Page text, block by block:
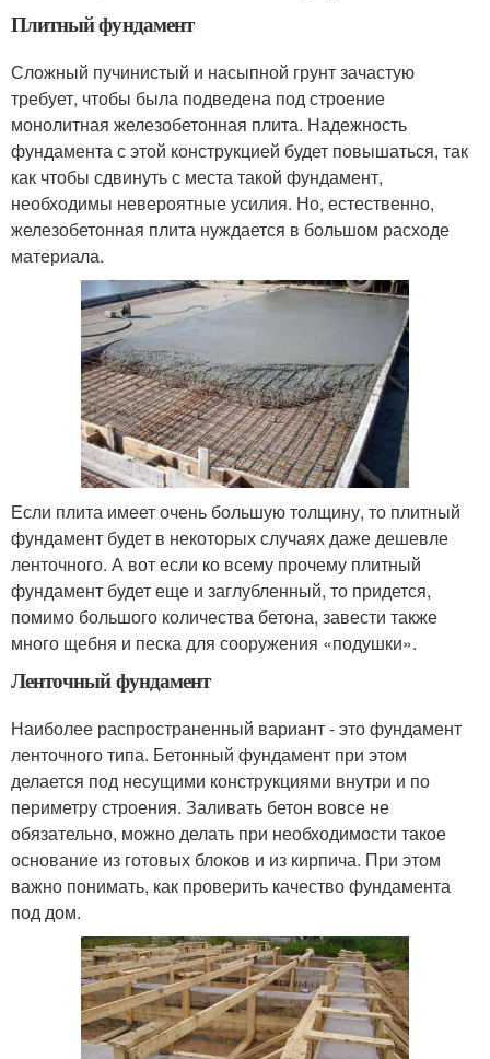
Плитный фундамент
Сложный пучинистый и насыпной грунт зачастую
требует, чтобы была подведена под строение
монолитная железобетонная плита. Надежность
фундамента с этой конструкцией будет повышаться, так
как чтобы сдвинуть с места такой фундамент,
необходимы невероятные усилия. Но, естественно,
железобетонная плита нуждается в большом расходе
материала.
Если плита имеет очень большую толщину, то плитный
фундамент будет в некоторых случаях даже дешевле
ленточного. А вот если ко всему прочему плитный
фундамент будет еще и заглубленный, то придется,
помимо большого количества бетона, завести также
много щебня и песка для сооружения «подушки».
Ленточный фундамент
Наиболее распространенный вариант - это фундамент
ленточного типа. Бетонный фундамент при этом
делается под несущими конструкциями внутри и по
периметру строения. Заливать бетон вовсе не
обязательно, можно делать при необходимости такое
основание из готовых блоков и из кирпича. При этом
важно понимать, как проверить качество фундамента
под дом.